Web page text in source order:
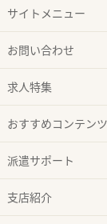
サイトメニュー
お問い合わせ
求人特集
おすすめコンテンツ
派遣サポート
支店紹介